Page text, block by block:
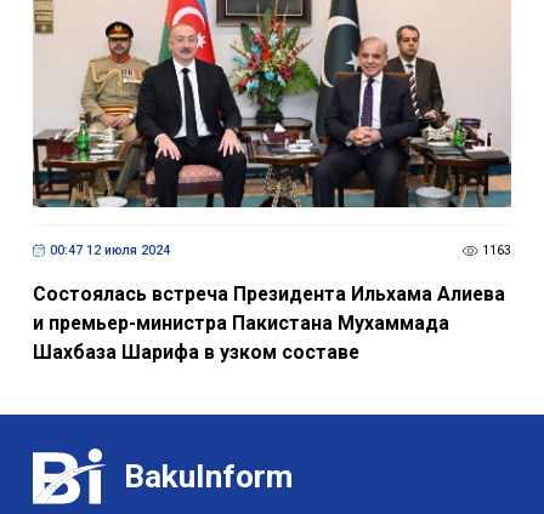
00:47 12 июля 2024 1163
Состоялась встреча Президента Ильхама Алиева
и премьер-министра Пакистана Мухаммада
Шахбаза Шарифа в узком составе
BakuInform